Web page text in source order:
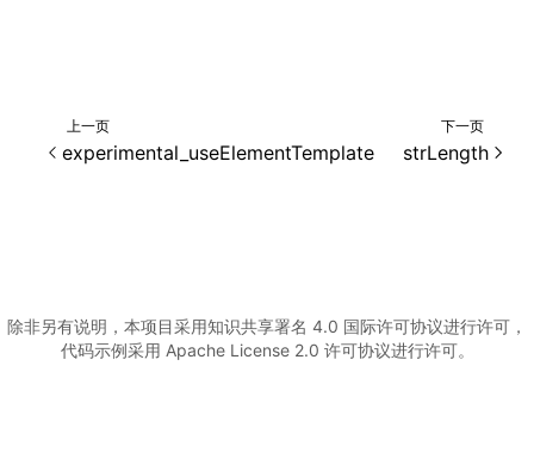
上一页
experimental_useElementTemplate
下一页
strLength
除非另有说明，本项目采用知识共享署名 4.0 国际许可协议进行许可，
代码示例采用 Apache License 2.0 许可协议进行许可。